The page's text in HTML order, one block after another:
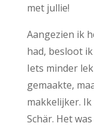
met jullie!
Aangezien ik
had, besloot
Iets minder
gemaakte,
makkelijker.
Schär. Het